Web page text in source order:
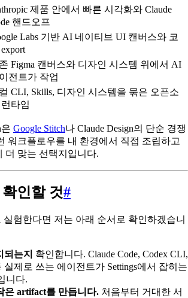
제품 안에서 빠른 시각화와 Claude
핸드오프
Labs 기반 AI 네이티브 UI 캔버스와 코
Figma 캔버스와 디자인 시스템 위에서 AI
전트가 작업
CLI, Skills, 디자인 시스템을 묶은 오픈소
타임
Google Stitch나 Claude Design의 단순 경쟁
워크플로우를 내 환경에서 직접 조립하고
더 맞는 선택지입니다.
인할 것#
실험한다면 저는 아래 순서로 확인하겠습니
는지 확인합니다. Claude Code, Codex CLI,
실제로 쓰는 에이전트가 Settings에서 잡히는
니다.
은 artifact를 만듭니다. 처음부터 거대한 서